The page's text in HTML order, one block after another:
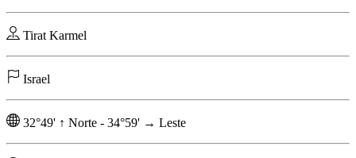
Tirat Karmel
Israel
32°49' ↑ Norte - 34°59' → Leste